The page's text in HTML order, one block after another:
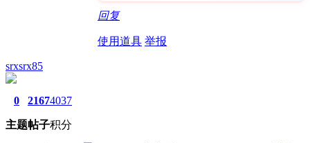
回复
使用道具 举报
srxsrx85
0
主题
2167
帖子
4037
积分